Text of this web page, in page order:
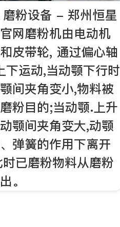
粉设备 - 郑州恒星
网磨粉机由电动机
皮带轮, 通过偏心轴
下运动,当动颚下行时
间夹角变小,物料被
粉目的;当动颚.上升
颚间夹角变大,动颚
弹簧的作用下离开
已磨粉物料从磨粉
。